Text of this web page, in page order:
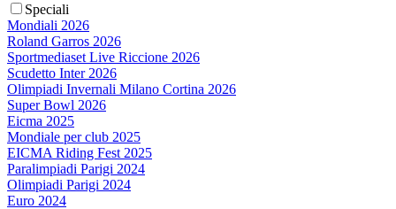
Speciali
Mondiali 2026
Roland Garros 2026
Sportmediaset Live Riccione 2026
Scudetto Inter 2026
Olimpiadi Invernali Milano Cortina 2026
Super Bowl 2026
Eicma 2025
Mondiale per club 2025
EICMA Riding Fest 2025
Paralimpiadi Parigi 2024
Olimpiadi Parigi 2024
Euro 2024